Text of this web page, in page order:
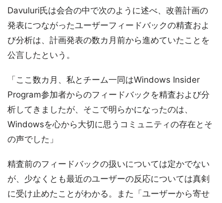
Davuluri氏は会合の中で次のように述べ、改善計画の
発表につながったユーザーフィードバックの精査およ
び分析は、計画発表の数カ月前から進めていたことを
公言したという。
「ここ数カ月、私とチーム一同はWindows Insider
Program参加者からのフィードバックを精査および分
析してきましたが、そこで明らかになったのは、
Windowsを心から大切に思うコミュニティの存在とそ
の声でした」
精査前のフィードバックの扱いについては定かでない
が、少なくとも最近のユーザーの反応については真剣
に受け止めたことがわかる。また「ユーザーから寄せ